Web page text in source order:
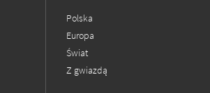
Polska
Europa
Świat
Z gwiazdą